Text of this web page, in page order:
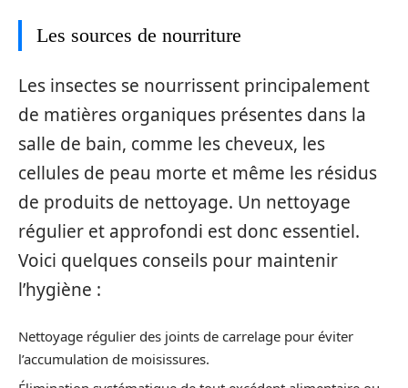
Les sources de nourriture
Les insectes se nourrissent principalement
de matières organiques présentes dans la
salle de bain, comme les cheveux, les
cellules de peau morte et même les résidus
de produits de nettoyage. Un nettoyage
régulier et approfondi est donc essentiel.
Voici quelques conseils pour maintenir
l’hygiène :
Nettoyage régulier des joints de carrelage pour éviter
l’accumulation de moisissures.